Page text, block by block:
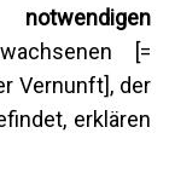
[=
Vernunft], der
erklären